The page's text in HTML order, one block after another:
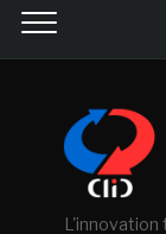
L'innovation